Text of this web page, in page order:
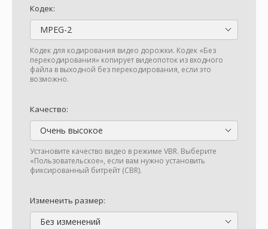
Кодек:
MPEG-2
Кодек для кодирования видео дорожки. Кодек «Без
перекодирования» копирует видеопоток из входного
файла в выходной без перекодирования, если это
возможно.
Качество:
Очень высокое
Установите качество видео в режиме VBR. Выберите
«Пользовательское», если вам нужно установить
фиксированный битрейт (CBR).
Изменеить размер:
Без изменений